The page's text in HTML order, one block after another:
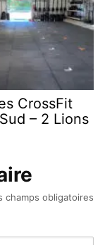
CrossFit
– 2 Lions
champs obligatoires